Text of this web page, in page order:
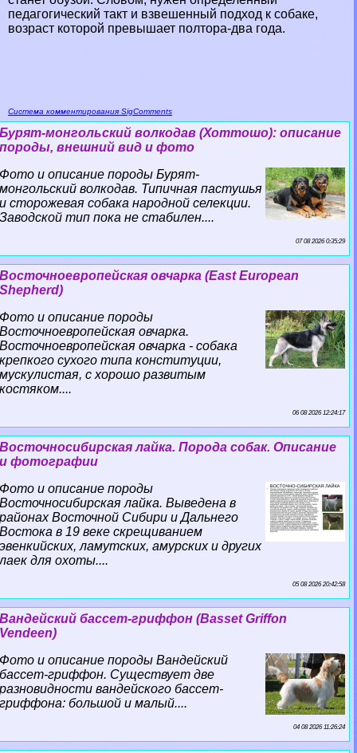
педагогический такт и взвешенный подход к собаке,
возраст которой превышает полтора-два года.
Система комментирования SigComments
Бурят-монгольский волкодав (Хоттошо): описание
породы, внешний вид и фото
Фото и описание породы Бурят-
монгольский волкодав. Типичная пастушья
и сторожевая собака народной селекции.
Заводской тип пока не стабилен....
07 08 2026 0:35:29
Восточноевропейская овчарка (East European
Shepherd)
Фото и описание породы
Восточноевропейская овчарка.
Восточноевропейская овчарка - собака
крепкого сухого типа конституции,
мускулистая, с хорошо развитым
костяком....
06 08 2026 12:24:17
Восточносибирская лайка. Порода собак. Описание
и фотографии
Фото и описание породы
Восточносибирская лайка. Выведена в
районах Восточной Сибири и Дальнего
Востока в 19 веке скрещиванием
эвенкийских, ламутских, амурских и других
лаек для охоты....
05 08 2026 20:42:58
Вандейский бассет-гриффон (Basset Griffon
Vendeen)
Фото и описание породы Вандейский
бассет-гриффон. Существует две
разновидности вандейского бассет-
гриффона: большой и малый....
04 08 2026 11:26:24